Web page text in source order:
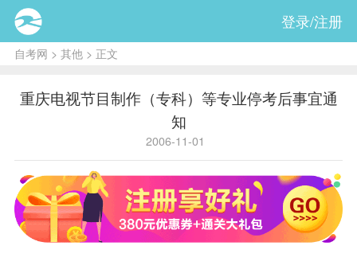
登录/注册
自考网 > 其他 > 正文
重庆电视节目制作（专科）等专业停考后事宜通
知
2006-11-01